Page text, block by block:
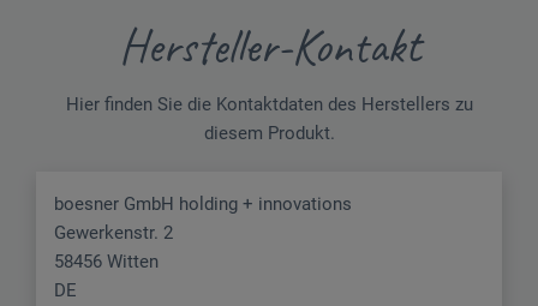
Hersteller-Kontakt
Hier finden Sie die Kontaktdaten des Herstellers zu
diesem Produkt.
boesner GmbH holding + innovations
Gewerkenstr. 2
58456 Witten
DE